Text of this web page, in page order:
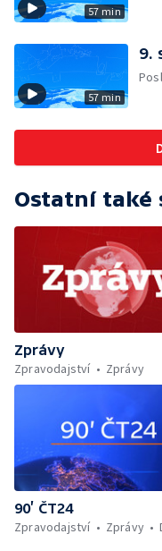
57 min
57 min
9.
Ostatní také
Zprávy
Zpravodajství
Zprávy
90’ ČT24
Zpravodajství
Zprávy